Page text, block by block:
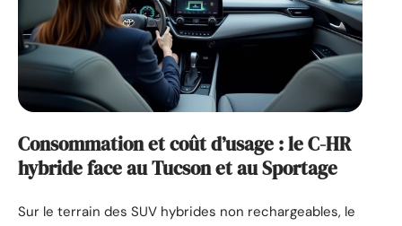
Consommation et coût d’usage : le C-HR
hybride face au Tucson et au Sportage
Sur le terrain des SUV hybrides non rechargeables, le